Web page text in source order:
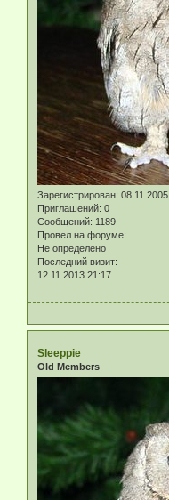
Зарегистрирован: 08.11.2005
Приглашений: 0
Сообщений: 1189
Провел на форуме:
Не определено
Последний визит:
12.11.2013 21:17
Sleeppie
Old Members